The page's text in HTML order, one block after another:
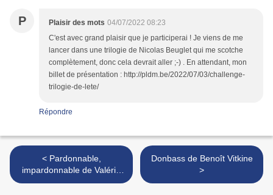
P Plaisir des mots 04/07/2022 08:23
C'est avec grand plaisir que je participerai ! Je viens de me
lancer dans une trilogie de Nicolas Beuglet qui me scotche
complètement, donc cela devrait aller ;-) . En attendant, mon
billet de présentation : http://pldm.be/2022/07/03/challenge-
trilogie-de-lete/
Répondre
< Pardonnable,
impardonnable de Valérie
Tong Cuong
Donbass de Benoît Vitkine
>